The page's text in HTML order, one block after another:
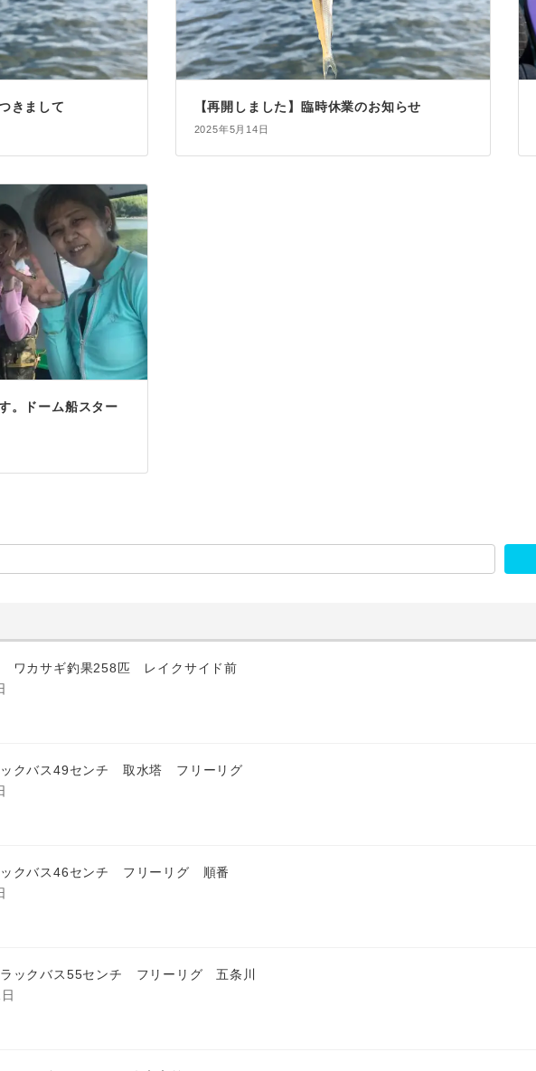
きまして 【再開しました】臨時休業のお知らせ
2025年5月14日
。ドーム船スター
カサギ釣果258匹 レイクサイド前
クバス49センチ 取水塔 フリーリグ
クバス46センチ フリーリグ 順番
ックバス55センチ フリーリグ 五条川